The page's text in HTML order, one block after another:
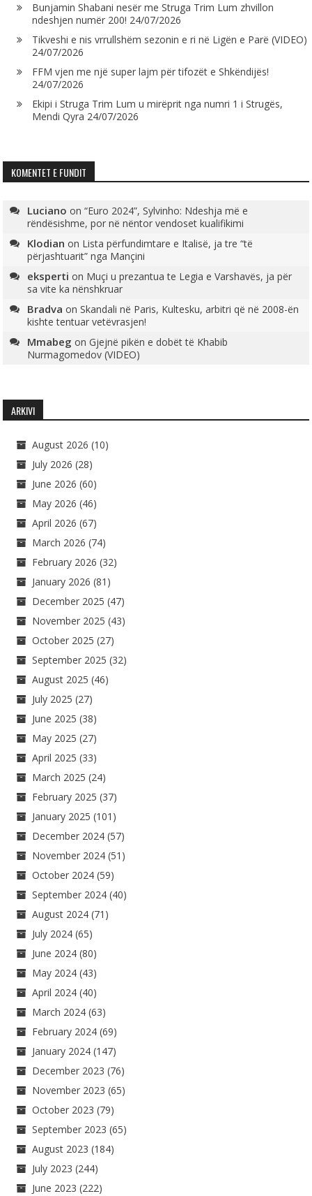
Bunjamin Shabani nesër me Struga Trim Lum zhvillon
ndeshjen numër 200! 24/07/2026
Tikveshi e nis vrrullshëm sezonin e ri në Ligën e Parë (VIDEO)
24/07/2026
FFM vjen me një super lajm për tifozët e Shkëndijës!
24/07/2026
Ekipi i Struga Trim Lum u mirëprit nga numri 1 i Strugës,
Mendi Qyra 24/07/2026
KOMENTET E FUNDIT
Luciano on“Euro 2024”, Sylvinho: Ndeshja më e
rëndësishme, por në nëntor vendoset kualifikimi
Klodian on Lista përfundimtare e Italisë, ja tre “të
përjashtuarit” nga Mançini
eksperti on Muçi u prezantua te Legia e Varshavës, ja për
sa vite ka nënshkruar
Bradva onSkandali në Paris, Kultesku, arbitri që në 2008-ën
kishte tentuar vetëvrasjen!
Mmabeg onGjejnë pikën e dobët të Khabib
Nurmagomedov (VIDEO)
ARKIVI
August 2026 (10)
July 2026 (28)
June 2026 (60)
May 2026 (46)
April 2026 (67)
March 2026 (74)
February 2026 (32)
January 2026 (81)
December 2025 (47)
November 2025 (43)
October 2025 (27)
September 2025 (32)
August 2025 (46)
July 2025 (27)
June 2025 (38)
May 2025 (27)
April 2025 (33)
March 2025 (24)
February 2025 (37)
January 2025 (101)
December 2024 (57)
November 2024 (51)
October 2024 (59)
September 2024 (40)
August 2024 (71)
July 2024 (65)
June 2024 (80)
May 2024 (43)
April 2024 (40)
March 2024 (63)
February 2024 (69)
January 2024 (147)
December 2023 (76)
November 2023 (65)
October 2023 (79)
September 2023 (65)
August 2023 (184)
July 2023 (244)
June 2023 (222)